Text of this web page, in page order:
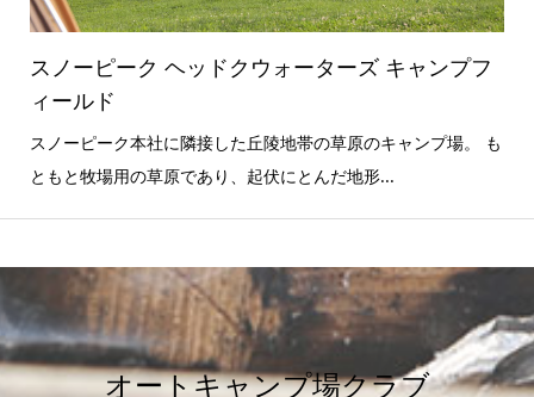
スノーピーク ヘッドクウォーターズ キャンプフ
ィールド
スノーピーク本社に隣接した丘陵地帯の草原のキャンプ場。 も
ともと牧場用の草原であり、起伏にとんだ地形...
オートキャンプ場クラブ